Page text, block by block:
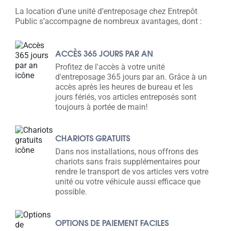
La location d’une unité d’entreposage chez Entrepôt
Public s’accompagne de nombreux avantages, dont :
ACCÈS 365 JOURS PAR AN
Profitez de l'accès à votre unité
d'entreposage 365 jours par an. Grâce à un
accès après les heures de bureau et les
jours fériés, vos articles entreposés sont
toujours à portée de main!
CHARIOTS GRATUITS
Dans nos installations, nous offrons des
chariots sans frais supplémentaires pour
rendre le transport de vos articles vers votre
unité ou votre véhicule aussi efficace que
possible.
OPTIONS DE PAIEMENT FACILES